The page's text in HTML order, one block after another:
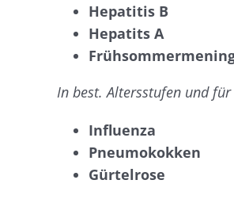
Hepatitis B
Hepatits A
In best. Altersstufen und
Influenza
Pneumokokken
Gürtelrose